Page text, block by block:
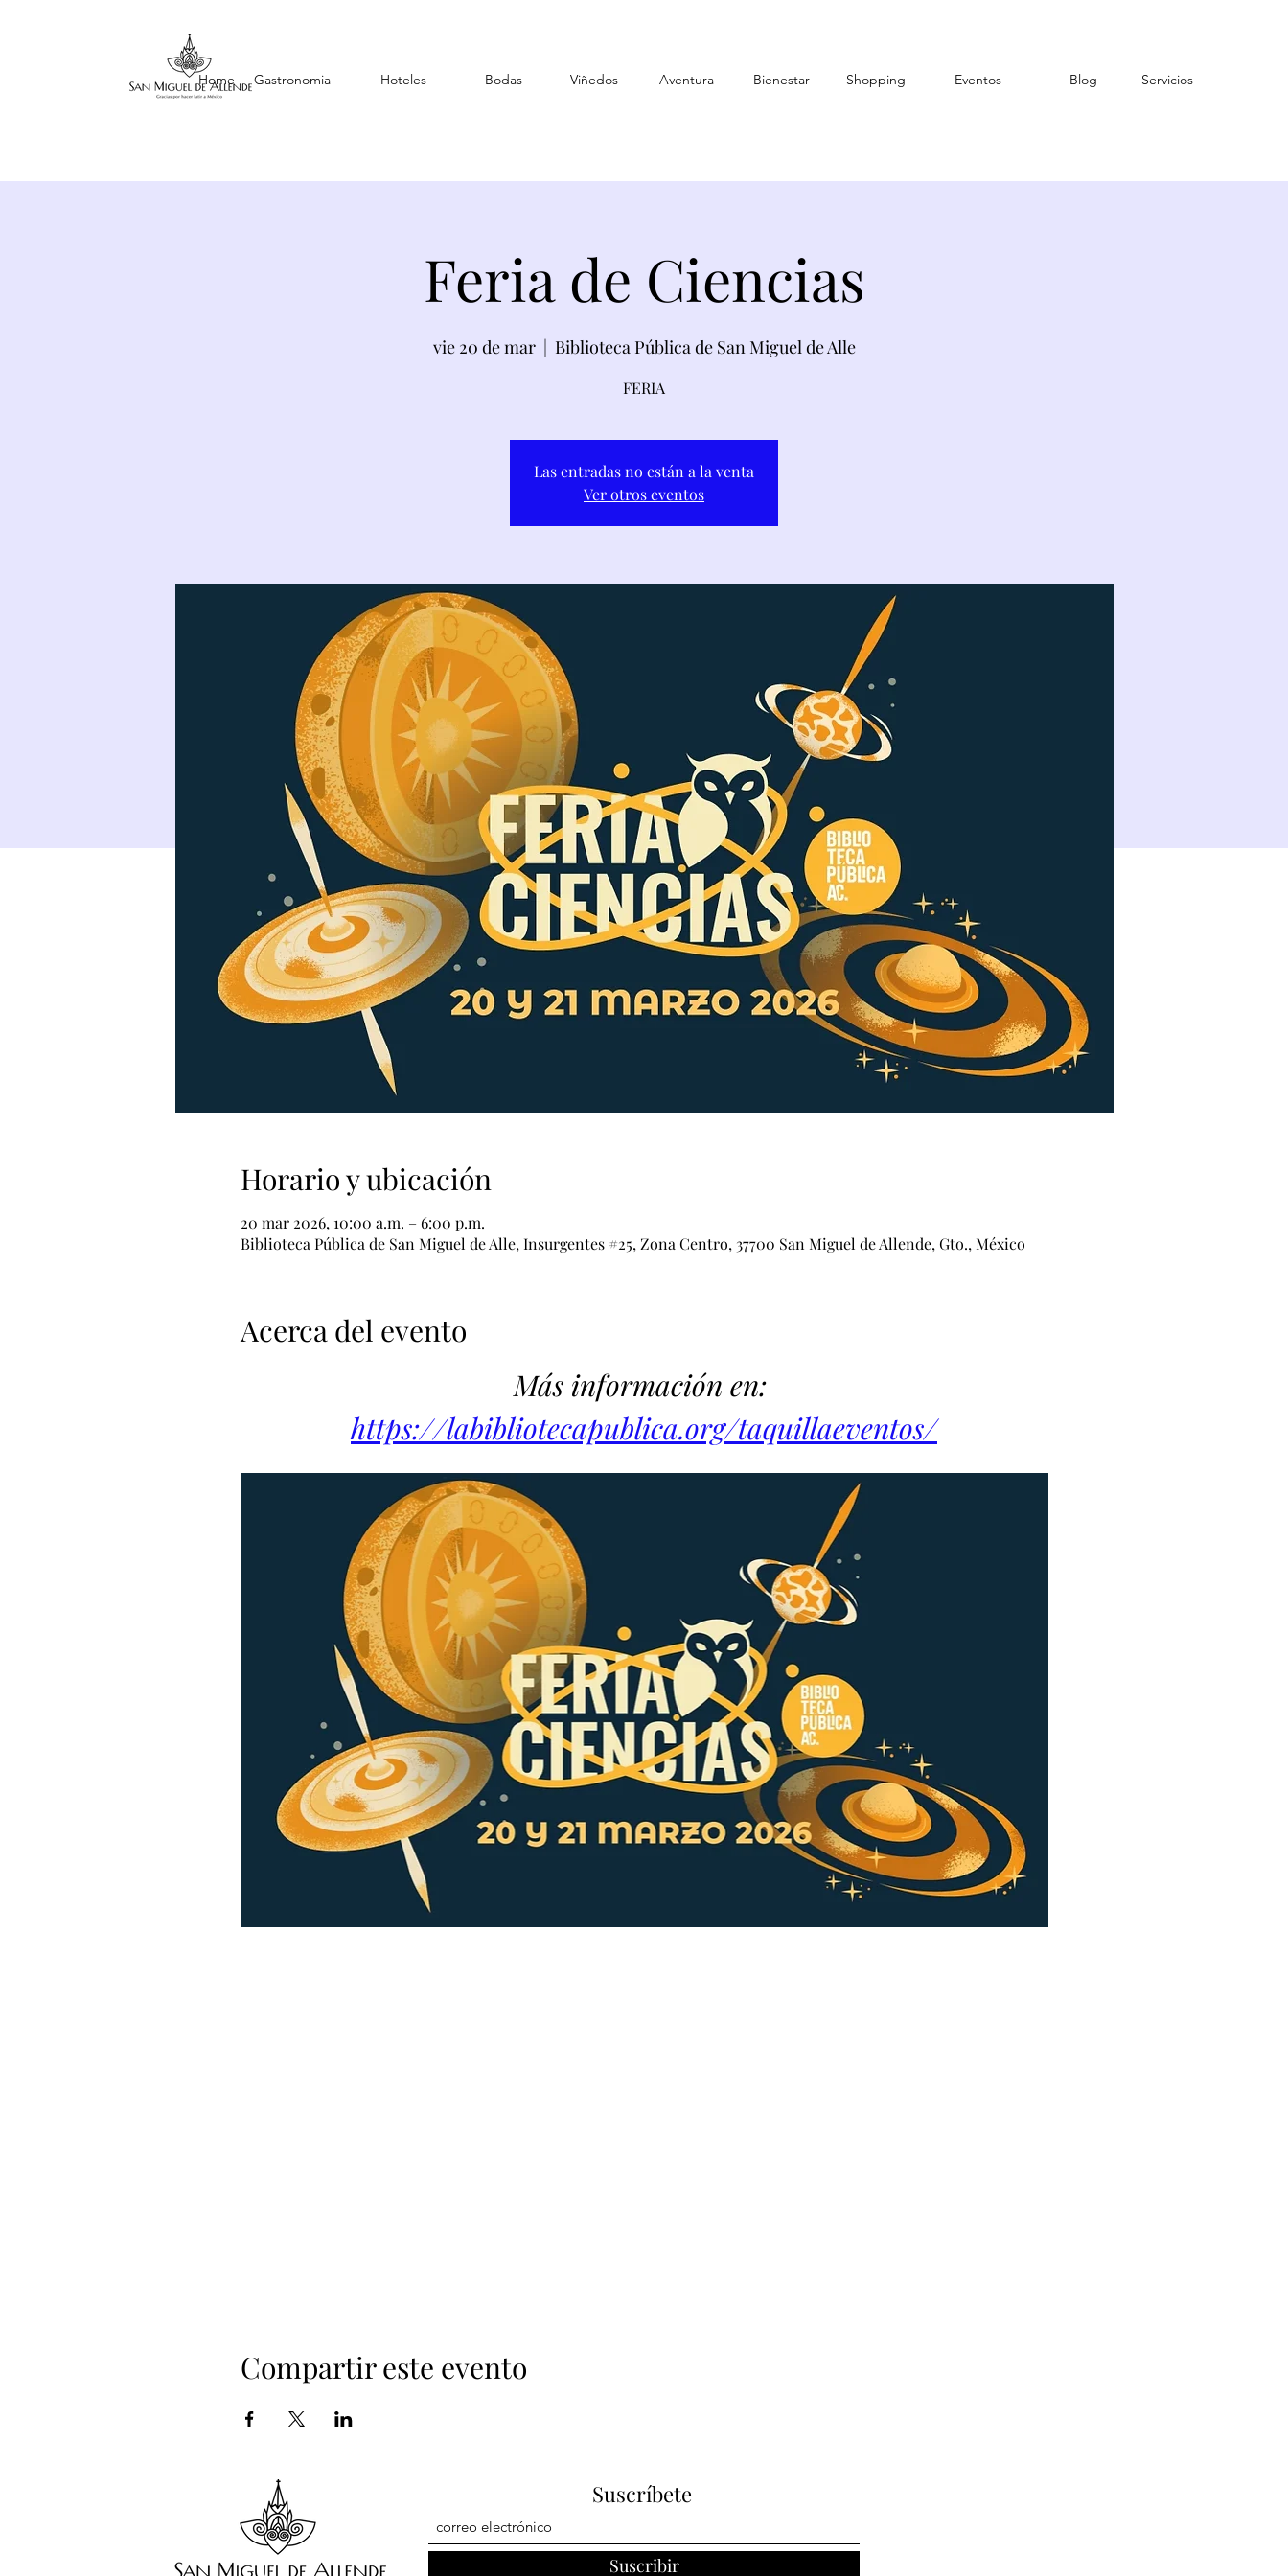
Home Gastronomia Hoteles Bodas Viñedos Aventura Bienestar Shopping Eventos Blog Servicios
Feria de Ciencias
vie 20 de mar
  |
Biblioteca Pública de San Miguel de Alle
FERIA
Las entradas no están a la venta
Ver otros eventos
Horario y ubicación
20 mar 2026, 10:00 a.m. – 6:00 p.m.
Biblioteca Pública de San Miguel de Alle, Insurgentes #25, Zona Centro, 37700 San Miguel de Allende, Gto., México
Acerca del evento
Más información en:
https://labibliotecapublica.org/taquillaeventos/
Compartir este evento
Suscríbete
Suscribir